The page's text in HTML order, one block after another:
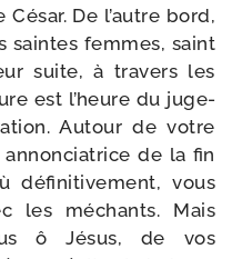
César. De l’autre bord,
saintes femmes, saint
suite, à tra­vers les
est l’heure du juge­
Autour de votre
annon­cia­trice de la fin
défi­ni­ti­ve­ment, vous
les méchants. Mais
ô Jésus, de vos